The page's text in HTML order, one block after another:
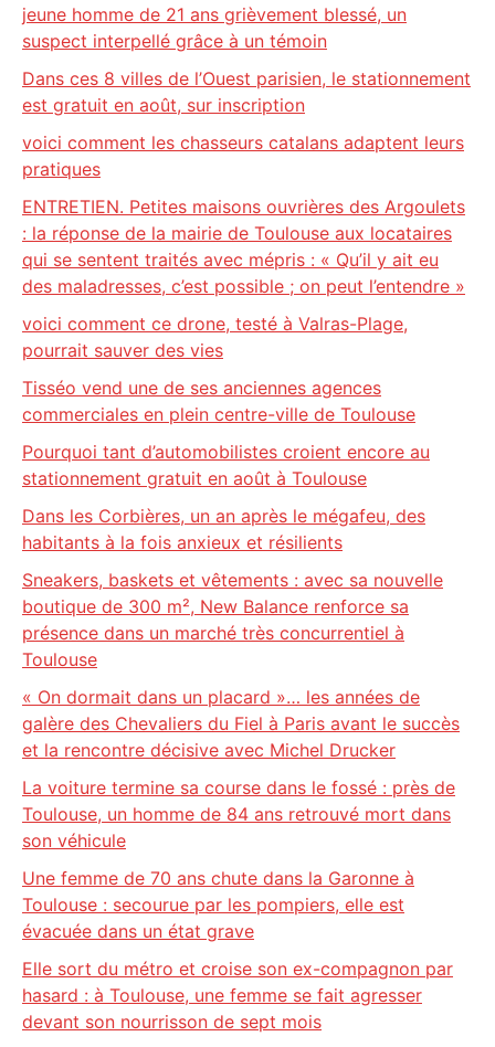
jeune homme de 21 ans grièvement blessé, un
suspect interpellé grâce à un témoin
Dans ces 8 villes de l’Ouest parisien, le stationnement
est gratuit en août, sur inscription
voici comment les chasseurs catalans adaptent leurs
pratiques
ENTRETIEN. Petites maisons ouvrières des Argoulets
: la réponse de la mairie de Toulouse aux locataires
qui se sentent traités avec mépris : « Qu’il y ait eu
des maladresses, c’est possible ; on peut l’entendre »
voici comment ce drone, testé à Valras-Plage,
pourrait sauver des vies
Tisséo vend une de ses anciennes agences
commerciales en plein centre-ville de Toulouse
Pourquoi tant d’automobilistes croient encore au
stationnement gratuit en août à Toulouse
Dans les Corbières, un an après le mégafeu, des
habitants à la fois anxieux et résilients
Sneakers, baskets et vêtements : avec sa nouvelle
boutique de 300 m², New Balance renforce sa
présence dans un marché très concurrentiel à
Toulouse
« On dormait dans un placard »… les années de
galère des Chevaliers du Fiel à Paris avant le succès
et la rencontre décisive avec Michel Drucker
La voiture termine sa course dans le fossé : près de
Toulouse, un homme de 84 ans retrouvé mort dans
son véhicule
Une femme de 70 ans chute dans la Garonne à
Toulouse : secourue par les pompiers, elle est
évacuée dans un état grave
Elle sort du métro et croise son ex-compagnon par
hasard : à Toulouse, une femme se fait agresser
devant son nourrisson de sept mois